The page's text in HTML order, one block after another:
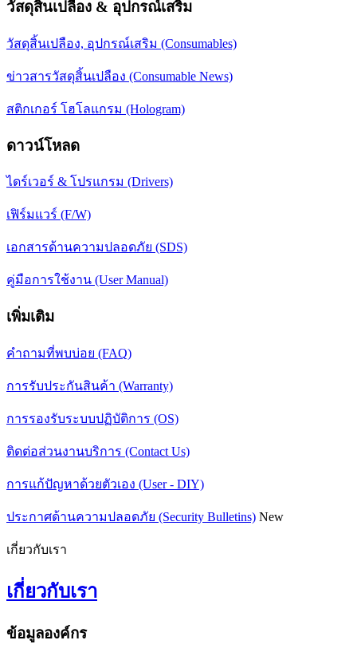
วัสดุสิ้นเปลือง & อุปกรณ์เสริม
วัสดุสิ้นเปลือง, อุปกรณ์เสริม (Consumables)
ข่าวสารวัสดุสิ้นเปลือง (Consumable News)
สติกเกอร์ โฮโลแกรม (Hologram)
ดาวน์โหลด
ไดร์เวอร์ & โปรแกรม (Drivers)
เฟิร์มแวร์ (F/W)
เอกสารด้านความปลอดภัย (SDS)
คู่มือการใช้งาน (User Manual)
เพิ่มเติม
คำถามที่พบบ่อย (FAQ)
การรับประกันสินค้า (Warranty)
การรองรับระบบปฏิบัติการ (OS)
ติดต่อส่วนงานบริการ (Contact Us)
การแก้ปัญหาด้วยตัวเอง (User - DIY)
ประกาศด้านความปลอดภัย (Security Bulletins) New
เกี่ยวกับเรา
เกี่ยวกับเรา
ข้อมูลองค์กร